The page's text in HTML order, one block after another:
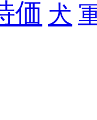
価 犬